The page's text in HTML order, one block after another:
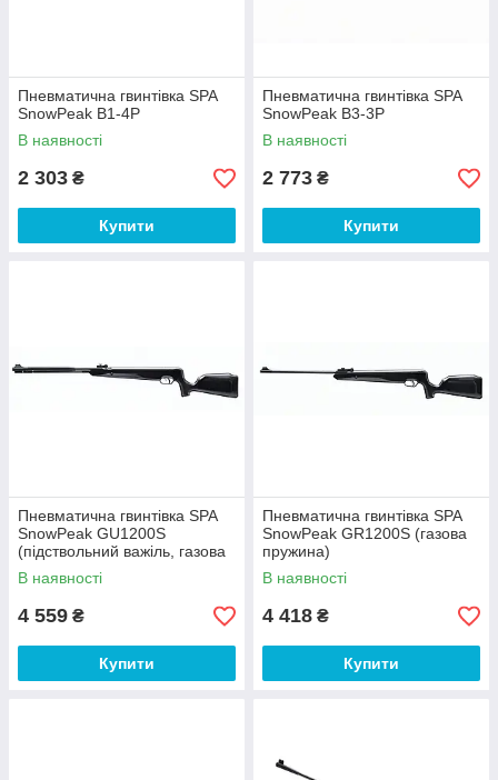
Пневматична гвинтівка SPA
SnowPeak B1-4P
В наявності
2 303 ₴
Купити
Пневматична гвинтівка SPA
SnowPeak B3-3P
В наявності
2 773 ₴
Купити
Пневматична гвинтівка SPA
SnowPeak GU1200S
(підствольний важіль, газова
пружина)
В наявності
4 559 ₴
Купити
Пневматична гвинтівка SPA
SnowPeak GR1200S (газова
пружина)
В наявності
4 418 ₴
Купити